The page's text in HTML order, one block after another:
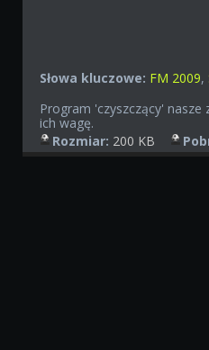
Słowa kluczowe: FM 2009,
Program 'czyszczący'
ich wagę.
Rozmiar: 200 KB